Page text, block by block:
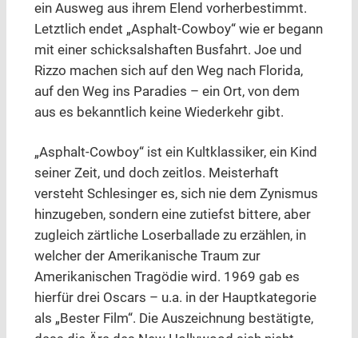
ein Ausweg aus ihrem Elend vorherbestimmt.
Letztlich endet „Asphalt-Cowboy“ wie er begann
mit einer schicksalshaften Busfahrt. Joe und
Rizzo machen sich auf den Weg nach Florida,
auf den Weg ins Paradies – ein Ort, von dem
aus es bekanntlich keine Wiederkehr gibt.
„Asphalt-Cowboy“ ist ein Kultklassiker, ein Kind
seiner Zeit, und doch zeitlos. Meisterhaft
versteht Schlesinger es, sich nie dem Zynismus
hinzugeben, sondern eine zutiefst bittere, aber
zugleich zärtliche Loserballade zu erzählen, in
welcher der Amerikanische Traum zur
Amerikanischen Tragödie wird. 1969 gab es
hierfür drei Oscars – u.a. in der Hauptkategorie
als „Bester Film“. Die Auszeichnung bestätigte,